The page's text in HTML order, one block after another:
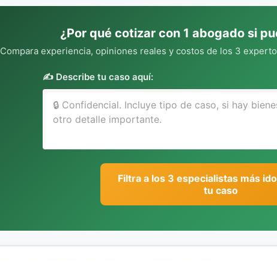
¿Por qué cotizar con 1 abogado si
Compara experiencia, opiniones reales y costos de los 3
✍️ Describe tu caso aquí:
Filtra a los 3 especialistas más
tu caso